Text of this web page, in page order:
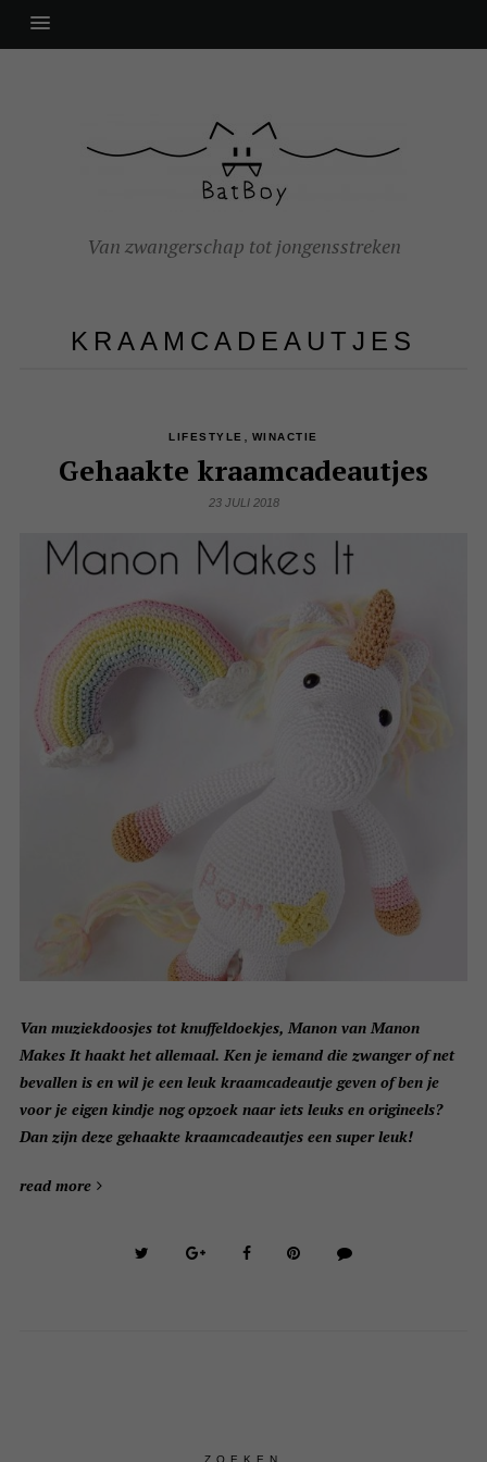
Van zwangerschap tot jongensstreken
KRAAMCADEAUTJES
LIFESTYLE WINACTIE
Gehaakte kraamcadeautjes
23 JULI 2018
Van muziekdoosjes tot knuffeldoekjes, Manon van Manon
Makes It haakt het allemaal. Ken je iemand die zwanger of net
bevallen is en wil je een leuk kraamcadeautje geven of ben je
voor je eigen kindje nog opzoek naar iets leuks en origineels?
Dan zijn deze gehaakte kraamcadeautjes een super leuk!
read more
ZOEKEN